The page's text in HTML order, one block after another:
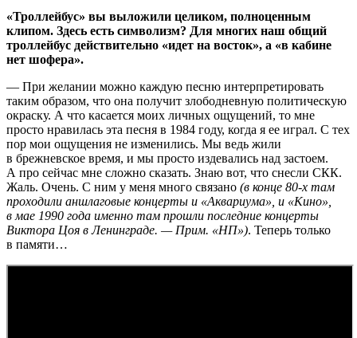
«Троллейбус» вы выложили целиком, полноценным
клипом. Здесь есть символизм? Для многих наш общий
троллейбус действительно «идет на восток», а «в кабине
нет шофера».
— При желании можно каждую песню интерпретировать
таким образом, что она получит злободневную политическую
окраску. А что касается моих личных ощущений, то мне
просто нравилась эта песня в 1984 году, когда я ее играл. С тех
пор мои ощущения не изменились. Мы ведь жили
в брежневское время, и мы просто издевались над застоем.
А про сейчас мне сложно сказать. Знаю вот, что снесли СКК.
Жаль. Очень. С ним у меня много связано (в конце 80-х там
проходили аншлаговые концерты и «Аквариума», и «Кино»,
в мае 1990 года именно там прошли последние концерты
Виктора Цоя в Ленинграде. — Прим. «НП»). Теперь только
в памяти…